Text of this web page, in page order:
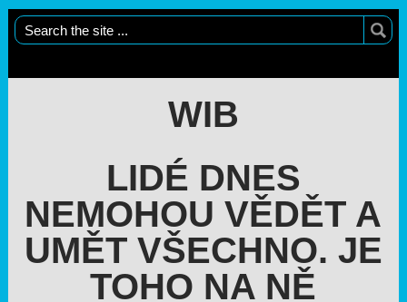
WIB
LIDÉ DNES
NEMOHOU VĚDĚT A
UMĚT VŠECHNO. JE
TOHO NA NĚ